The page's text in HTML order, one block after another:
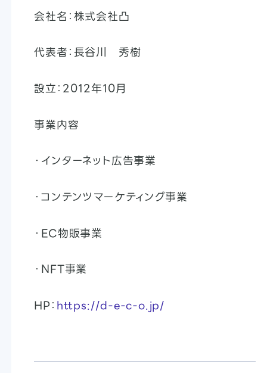
会社名：株式会社凸
代表者：長谷川 秀樹
設立：2012年10月
事業内容
・インターネット広告事業
・コンテンツマーケティング事業
・EC物販事業
・NFT事業
HP： https://d-e-c-o.jp/